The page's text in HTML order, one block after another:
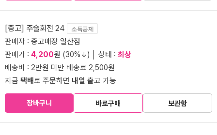
[중고] 주술회전 24 소득공제
판매자 : 중고매장 일산점
판매가 : 4,200원 (30%↓) │ 상태 : 최상
배송비 : 2만원 미만 배송료 2,500원
지금 택배로 주문하면 내일 출고 가능
장바구니 바로구매 보관함